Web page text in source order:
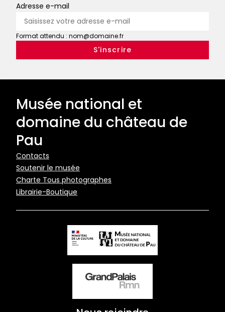
Adresse e-mail
Format attendu : nom@domaine.fr
Musée national et
domaine du château de
Pau
Pied
de
page
Contacts
Soutenir le musée
Charte Tous photographes
Librairie-Boutique